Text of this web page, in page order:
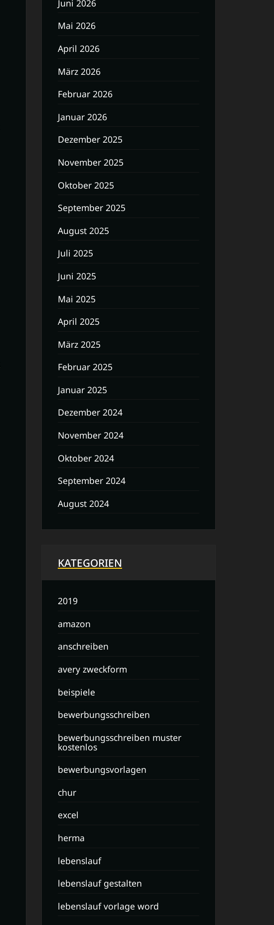
Juni 2026
Mai 2026
April 2026
März 2026
Februar 2026
Januar 2026
Dezember 2025
November 2025
Oktober 2025
September 2025
August 2025
Juli 2025
Juni 2025
Mai 2025
April 2025
März 2025
Februar 2025
Januar 2025
Dezember 2024
November 2024
Oktober 2024
September 2024
August 2024
KATEGORIEN
2019
amazon
anschreiben
avery zweckform
beispiele
bewerbungsschreiben
bewerbungsschreiben muster
kostenlos
bewerbungsvorlagen
chur
excel
herma
lebenslauf
lebenslauf gestalten
lebenslauf vorlage word